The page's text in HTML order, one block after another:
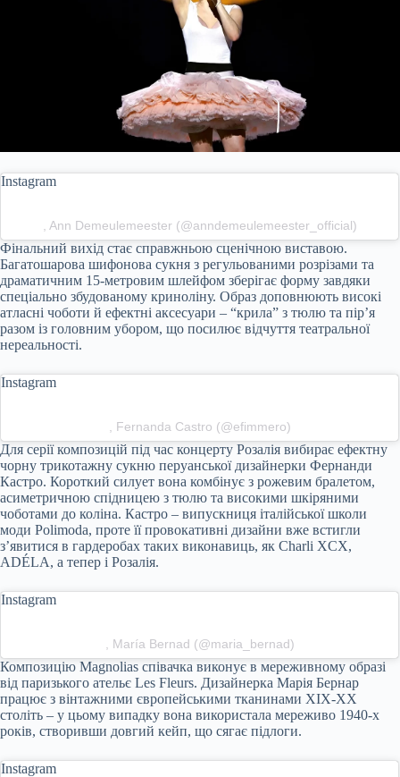
Instagram
, Ann Demeulemeester (@anndemeulemeester_official)
Фінальний вихід стає справжньою сценічною виставою.
Багатошарова шифонова сукня з регульованими розрізами та
драматичним 15-метровим шлейфом зберігає форму завдяки
спеціально збудованому криноліну. Образ доповнюють високі
атласні чоботи й ефектні аксесуари – “крила” з тюлю та пір’я
разом із головним убором, що посилює відчуття театральної
нереальності.
Instagram
, Fernanda Castro (@efimmero)
Для серії композицій під час концерту Розалія вибирає ефектну
чорну трикотажну сукню перуанської дизайнерки Фернанди
Кастро. Короткий силует вона комбінує з рожевим бралетом,
асиметричною спідницею з тюлю та високими шкіряними
чоботами до коліна. Кастро – випускниця італійської школи
моди Polimoda, проте її провокативні дизайни вже встигли
з’явитися в гардеробах таких виконавиць, як Charli XCX,
ADÉLA, а тепер і Розалія.
Instagram
, María Bernad (@maria_bernad)
Композицію Magnolias співачка виконує в мереживному образі
від паризького ательє Les Fleurs. Дизайнерка Марія Бернар
працює з вінтажними європейськими тканинами XIX-XX
століть – у цьому випадку вона використала мереживо 1940-х
років, створивши довгий кейп, що сягає підлоги.
Instagram